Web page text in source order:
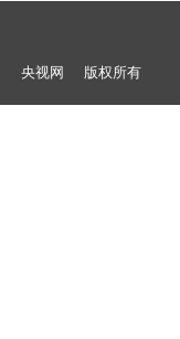
央视网 版权所有